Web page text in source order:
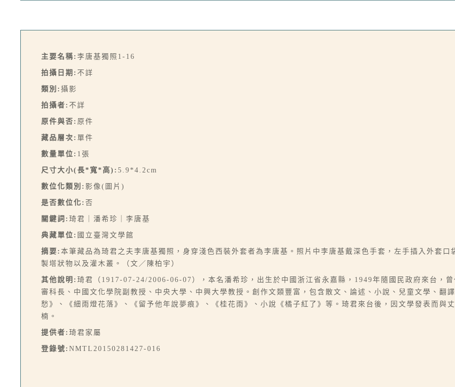
主要名稱: 李唐基獨照1-16
拍攝日期: 不詳
類別: 攝影
拍攝者: 不詳
原件與否: 原件
藏品層次: 單件
數量單位: 1張
尺寸大小(長*寬*高): 5.9*4.2cm
數位化類別: 影像(圖片)
是否數位化: 否
關鍵詞: 琦君｜潘希珍｜李唐基
典藏單位: 國立臺灣文學館
摘要: 本筆藏品為琦君之夫李唐基獨照，身穿淺色西裝外套者為李唐基。照片中李唐基戴深色手套，左手插入外套
製塔狀物以及灌木叢。（文／陳柏宇）
其他說明: 琦君（1917-07-24/2006-06-07），本名潘希珍，出生於中國浙江省永嘉縣，1949年隨國民政府來台，
審科長、中國文化學院副教授、中央大學、中興大學教授。創作文類豐富，包含散文、論述、小說、兒童文學、翻
愁》、《細雨燈花落》、《留予他年說夢痕》、《桂花雨》、小說《橘子紅了》等。琦君來台後，因文學發表而與
楠。
提供者: 琦君家屬
登錄號: NMTL20150281427-016